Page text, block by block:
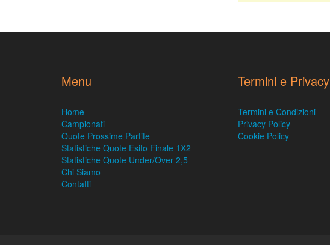
Menu
Home
Campionati
Quote Prossime Partite
Statistiche Quote Esito Finale 1X2
Statistiche Quote Under/Over 2,5
Chi Siamo
Contatti
Termini e Privacy
Termini e Condizioni
Privacy Policy
Cookie Policy